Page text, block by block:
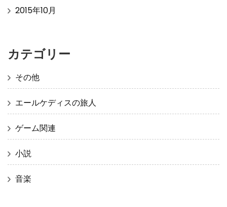
2015年10月
カテゴリー
その他
エールケディスの旅人
ゲーム関連
小説
音楽